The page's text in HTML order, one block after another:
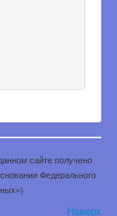
сайте получено
Федерального
Наверх